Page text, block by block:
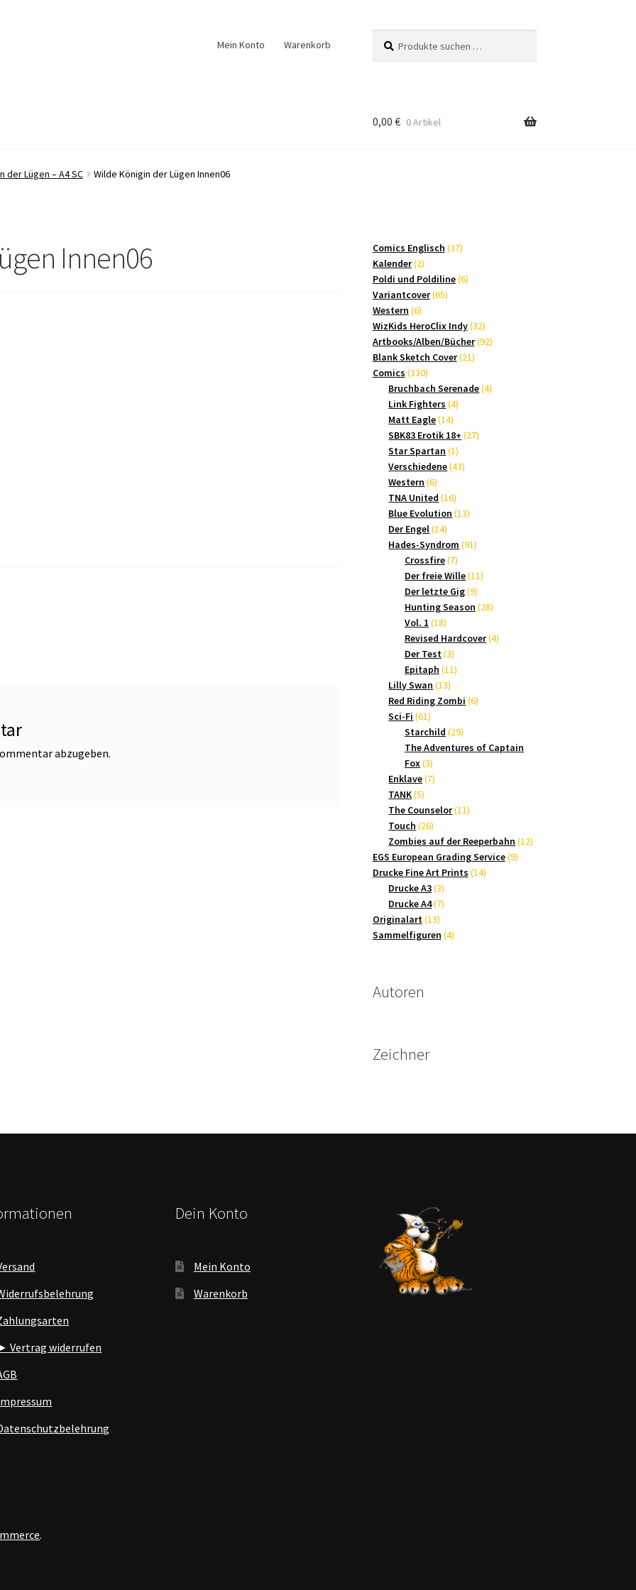
Mein Konto Warenkorb
nach:
0,00 € 0 Artikel
der Lügen – A4 SC Wilde Königin der Lügen Innen06
Innen06
abzugeben.
Comics Englisch 3737
Kalender 22
Produkte
Poldi und Poldiline 66
Variantcover 6565
Western 66
Produkte
WizKids HeroClix Indy 3232
Produkte
Artbooks/Alben/Bücher 9292
Blank Sketch Cover 2121
Comics 330330
Produkte
Bruchbach Serenade 44
Link Fighters 44
Matt Eagle 1414
Produkte
SBK83 Erotik 18+ 2727
Star Spartan 11
Produkt
Verschiedene 4343
Western 66
Produkte
TNA United 1616
Produkte
Blue Evolution 1313
Der Engel 1414
Produkte
Hades-Syndrom 9191
Crossfire 77
Produkte
Der freie Wille 1111
Der letzte Gig 99
Produkte
Hunting Season 2828
Vol. 1 1818
Produkte
Revised Hardcover 44
Der Test 33
Produkte
Epitaph 1111
Lilly Swan 1313
Produkte
Red Riding Zombi 66
Sci-Fi 6161
Produkte
Starchild 2929
Produkte
The Adventures of Captain
Fox 33
Produkte
Enklave 77
TANK 55
Produkte
The Counselor 1111
Touch 2626
Produkte
Zombies auf der Reeperbahn 1212
EGS European Grading Service 99
Drucke Fine Art Prints 1414
Drucke A3 33
Produkte
Drucke A4 77
Originalart 1313
Produkte
Sammelfiguren 44
Autoren
Zeichner
Vertrag widerrufen
Dein Konto
Mein Konto
Warenkorb
.